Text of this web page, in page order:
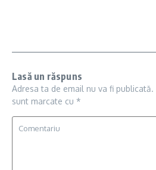
Lasă un răspuns
Adresa ta de email nu va fi publicată.
sunt marcate cu *